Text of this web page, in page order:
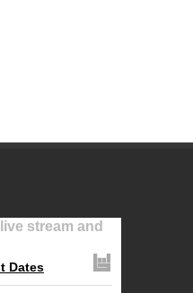
stream and
Dates